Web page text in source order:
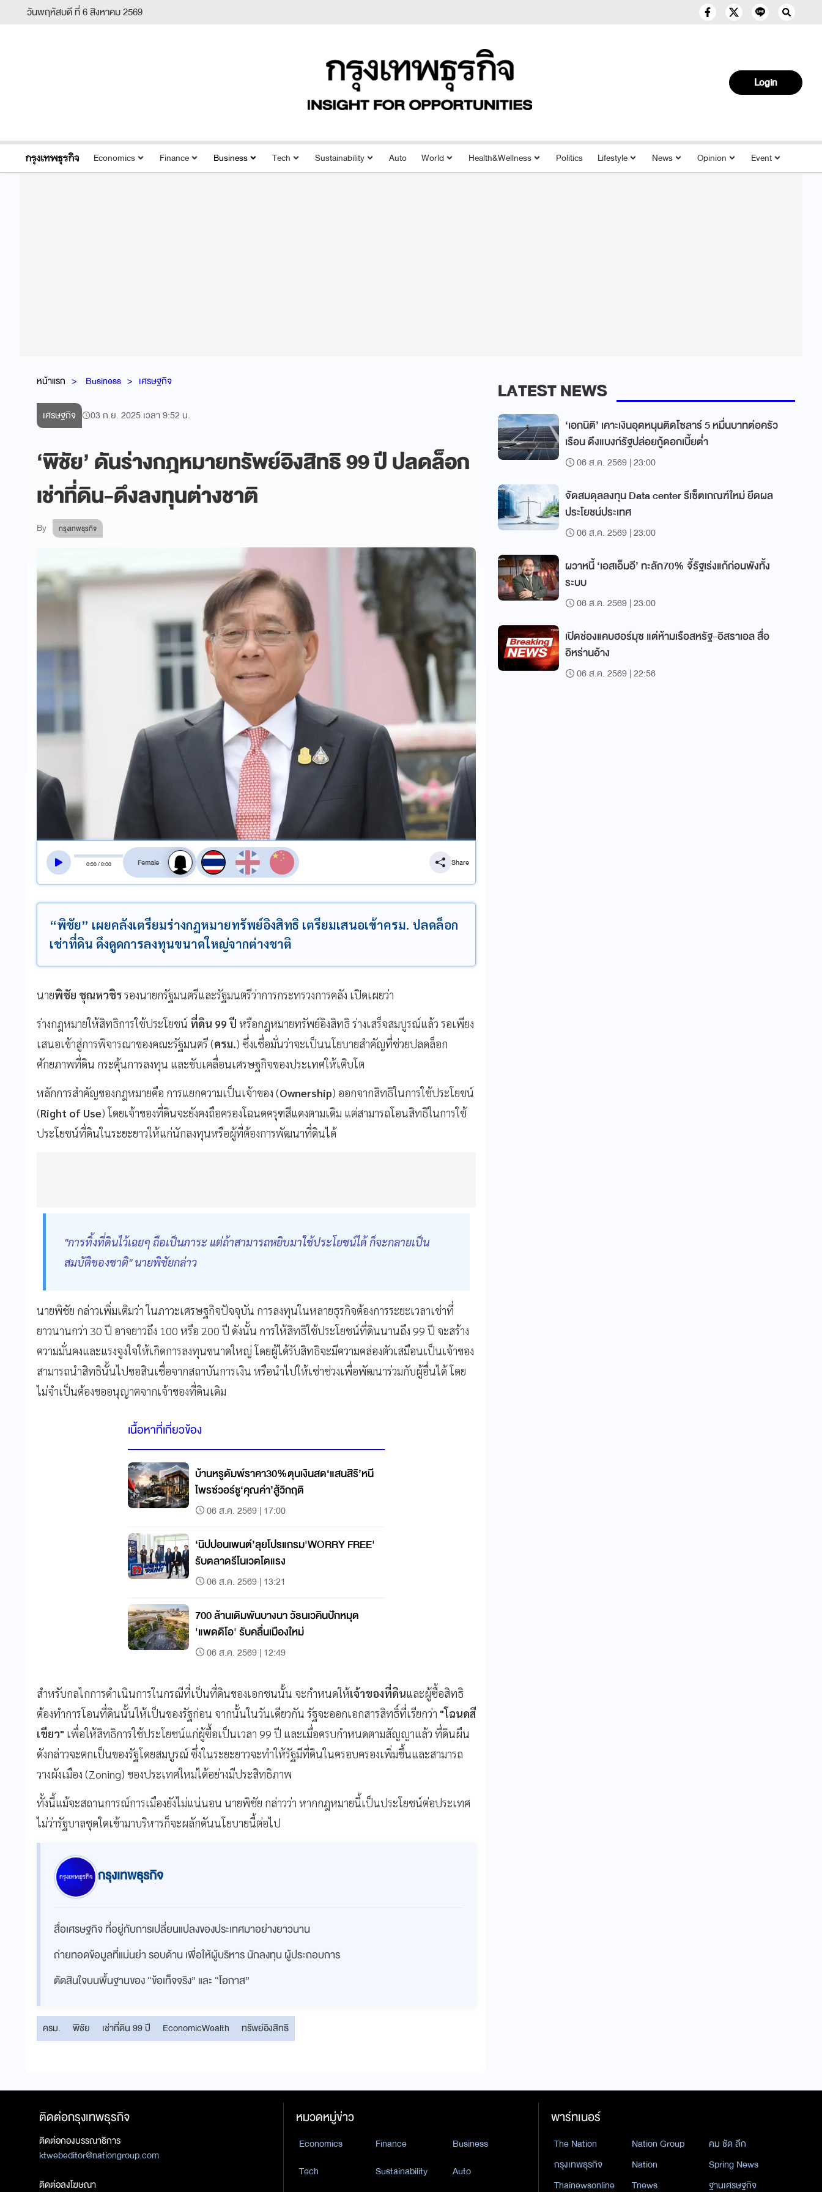
วันพฤหัสบดี ที่ 6 สิงหาคม 2569
Login
Economics Finance Business Tech Sustainability Auto World Health&Wellness Politics Lifestyle News Opinion Event
หน้าแรก Business เศรษฐกิจ
เศรษฐกิจ 03 ก.ย. 2025 เวลา 9:52 น.
‘พิชัย’ ดันร่างกฎหมายทรัพย์อิงสิทธิ 99 ปี ปลดล็อก
เช่าที่ดิน-ดึงลงทุนต่างชาติ
By กรุงเทพธุรกิจ
0:00/0:00
สลับเสียงอ่าน
Share
“พิชัย” เผยคลังเตรียมร่างกฎหมายทรัพย์อิงสิทธิ เตรียมเสนอเข้าครม. ปลดล็อก
เช่าที่ดิน ดึงดูดการลงทุนขนาดใหญ่จากต่างชาติ
นายพิชัย ชุณหวชิรรองนายกรัฐมนตรีและรัฐมนตรีว่าการกระทรวงการคลัง เปิดเผยว่า
ร่างกฎหมายให้สิทธิการใช้ประโยชน์ ที่ดิน 99 ปี หรือกฎหมายทรัพย์อิงสิทธิ ร่างเสร็จสมบูรณ์แล้ว รอเพียง
เสนอเข้าสู่การพิจารณาของคณะรัฐมนตรี (ครม.) ซึ่งเชื่อมั่นว่าจะเป็นนโยบายสำคัญที่ช่วยปลดล็อก
ศักยภาพที่ดิน กระตุ้นการลงทุน และขับเคลื่อนเศรษฐกิจของประเทศให้เติบโต
หลักการสำคัญของกฎหมายคือ การแยกความเป็นเจ้าของ (Ownership) ออกจากสิทธิในการใช้ประโยชน์
(Right of Use) โดยเจ้าของที่ดินจะยังคงถือครองโฉนดครุฑสีแดงตามเดิม แต่สามารถโอนสิทธิในการใช้
ประโยชน์ที่ดินในระยะยาวให้แก่นักลงทุนหรือผู้ที่ต้องการพัฒนาที่ดินได้
"การทิ้งที่ดินไว้เฉยๆ ถือเป็นภาระ แต่ถ้าสามารถหยิบมาใช้ประโยชน์ได้ ก็จะกลายเป็น
สมบัติของชาติ" นายพิชัยกล่าว
นายพิชัย กล่าวเพิ่มเติมว่า ในภาวะเศรษฐกิจปัจจุบัน การลงทุนในหลายธุรกิจต้องการระยะเวลาเช่าที่
ยาวนานกว่า 30 ปี อาจยาวถึง 100 หรือ 200 ปี ดังนั้น การให้สิทธิใช้ประโยชน์ที่ดินนานถึง 99 ปี จะสร้าง
ความมั่นคงและแรงจูงใจให้เกิดการลงทุนขนาดใหญ่ โดยผู้ได้รับสิทธิจะมีความคล่องตัวเสมือนเป็นเจ้าของ
สามารถนำสิทธินั้นไปขอสินเชื่อจากสถาบันการเงิน หรือนำไปให้เช่าช่วงเพื่อพัฒนาร่วมกับผู้อื่นได้ โดย
ไม่จำเป็นต้องขออนุญาตจากเจ้าของที่ดินเดิม
เนื้อหาที่เกี่ยวข้อง
บ้านหรูดัมพ์ราคา30%ตุนเงินสด‘แสนสิริ’หนี
ไพรซ์วอร์ชู‘คุณค่า’สู้วิกฤติ
06 ส.ค. 2569 | 17:00
‘นิปปอนเพนต์’ลุยโปรแกรม'WORRY FREE'
รับตลาดรีโนเวตโตแรง
06 ส.ค. 2569 | 13:21
700 ล้านเดิมพันบางนา วัธนเวคินปักหมุด
'แพดดิโอ' รับคลื่นเมืองใหม่
06 ส.ค. 2569 | 12:49
สำหรับกลไกการดำเนินการในกรณีที่เป็นที่ดินของเอกชนนั้น จะกำหนดให้เจ้าของที่ดินและผู้ซื้อสิทธิ
ต้องทำการโอนที่ดินนั้นให้เป็นของรัฐก่อน จากนั้นในวันเดียวกัน รัฐจะออกเอกสารสิทธิ์ที่เรียกว่า "โฉนดสี
เขียว" เพื่อให้สิทธิการใช้ประโยชน์แก่ผู้ซื้อเป็นเวลา 99 ปี และเมื่อครบกำหนดตามสัญญาแล้ว ที่ดินผืน
ดังกล่าวจะตกเป็นของรัฐโดยสมบูรณ์ ซึ่งในระยะยาวจะทำให้รัฐมีที่ดินในครอบครองเพิ่มขึ้นและสามารถ
วางผังเมือง (Zoning) ของประเทศใหม่ได้อย่างมีประสิทธิภาพ
ทั้งนี้แม้จะสถานการณ์การเมืองยังไม่แน่นอน นายพิชัย กล่าวว่า หากกฎหมายนี้เป็นประโยชน์ต่อประเทศ
ไม่ว่ารัฐบาลชุดใดเข้ามาบริหารก็จะผลักดันนโยบายนี้ต่อไป
กรุงเทพธุรกิจ
สื่อเศรษฐกิจ ที่อยู่กับการเปลี่ยนแปลงของประเทศมาอย่างยาวนาน
ถ่ายทอดข้อมูลที่แม่นยำ รอบด้าน เพื่อให้ผู้บริหาร นักลงทุน ผู้ประกอบการ
ตัดสินใจบนพื้นฐานของ “ข้อเท็จจริง” และ “โอกาส”
ครม. พิชัย เช่าที่ดิน 99 ปี EconomicWealth ทรัพย์อิงสิทธิ
LATEST NEWS
‘เอกนิติ’ เคาะเงินอุดหนุนติดโซลาร์ 5 หมื่นบาทต่อครัว
เรือน ดึงแบงก์รัฐปล่อยกู้ดอกเบี้ยต่ำ
06 ส.ค. 2569 | 23:00
จัดสมดุลลงทุน Data center รีเซ็ตเกณฑ์ใหม่ ยึดผล
ประโยชน์ประเทศ
06 ส.ค. 2569 | 23:00
ผวาหนี้ ‘เอสเอ็มอี’ ทะลัก70% จี้รัฐเร่งแก้ก่อนพังทั้ง
ระบบ
06 ส.ค. 2569 | 23:00
เปิดช่องแคบฮอร์มุซ แต่ห้ามเรือสหรัฐ-อิสราเอล สื่อ
อิหร่านอ้าง
06 ส.ค. 2569 | 22:56
ติดต่อกรุงเทพธุรกิจ
ติดต่อกองบรรณาธิการ
ktwebeditor@nationgroup.com
ติดต่อลงโฆษณา
หมวดหมู่ข่าว
Economics Finance
Business
Tech
Sustainability
Auto
พาร์ทเนอร์
The Nation Nation Group
คม ชัด ลึก
กรุงเทพธุรกิจ
Nation
Spring News
Thainewsonline
Tnews ฐานเศรษฐกิจ